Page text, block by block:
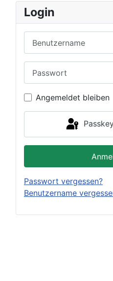
Login
Angemeldet bleiben
Passwort vergessen?
Benutzername